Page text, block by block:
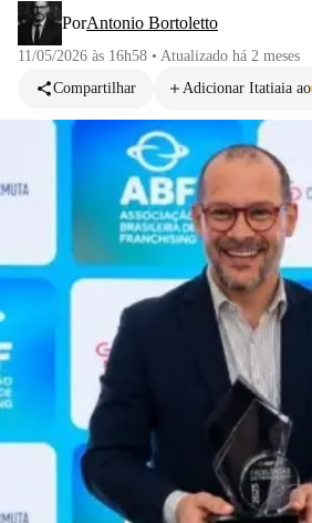
PorAntonio Bortoletto
11/05/2026 às 16h58 • Atualizado há 2 meses
Compartilhar
Adicionar Itatiaia ao